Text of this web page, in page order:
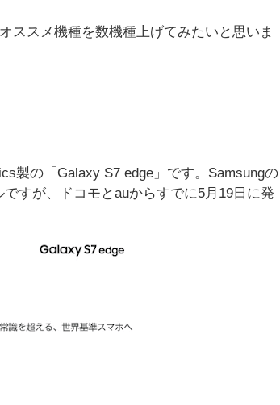
ススメ機種を数機種上げてみたいと思いま
製の「Galaxy S7 edge」です。Samsungの
すが、ドコモとauからすでに5月19日に発